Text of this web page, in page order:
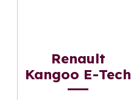
Renault
Kangoo E-Tech